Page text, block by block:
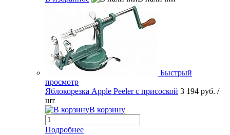
Быстрый
просмотр
Яблокорезка Apple Peeler с присоской 3 194 руб. /
шт
В корзину
Подробнее